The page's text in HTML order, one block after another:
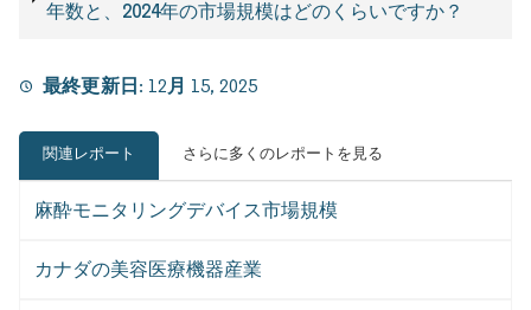
年数と、2024年の市場規模はどのくらいですか？
最終更新日: 12月 15, 2025
関連レポート さらに多くのレポートを見る
麻酔モニタリングデバイス市場規模
カナダの美容医療機器産業